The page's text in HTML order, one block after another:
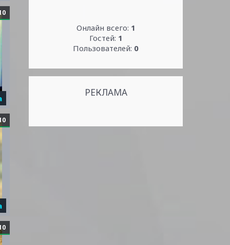
Онлайн всего: 1
Гостей: 1
Пользователей: 0
РЕКЛАМА